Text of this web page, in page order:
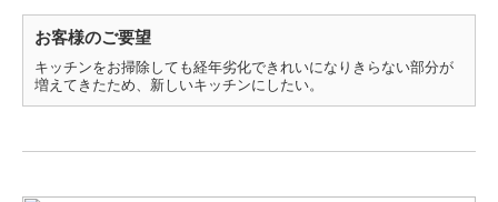
お客様のご要望
キッチンをお掃除しても経年劣化できれいになりきらない部分が
増えてきたため、新しいキッチンにしたい。